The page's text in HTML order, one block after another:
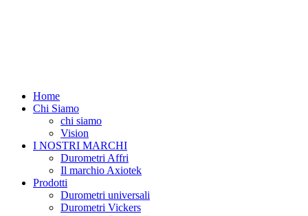
Home
Chi Siamo
chi siamo
Vision
I NOSTRI MARCHI
Durometri Affri
Il marchio Axiotek
Prodotti
Durometri universali
Durometri Vickers